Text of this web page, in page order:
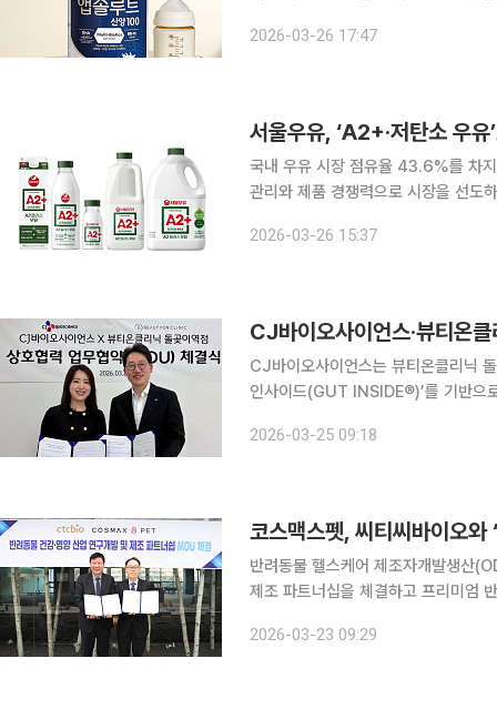
으로 영양 설계를 한 것이 특징이다.
2026-03-26 17:47
국내 우유 시장 점유율 43.6%를 차
관리와 제품 경쟁력으로 시장을 선도하고 있다. 서울우유는 경쟁력의 원천이
가능성을 고민한 제품을 잇달아 내놓
2026-03-26 15:37
CJ바이오사이언스·뷰티온
CJ바이오사이언스는 뷰티온클리닉
인사이드(GUT INSIDE®)’를 기반으
타입별 모집군의 장내 미생물 변화를
2026-03-25 09:18
코스맥스펫, 씨티씨바이오와
반려동물 헬스케어 제조자개발생산
제조 파트너십을 체결하고 프리미엄
맥스펫은 기존 ODM 제조 경쟁력에
2026-03-23 09:29